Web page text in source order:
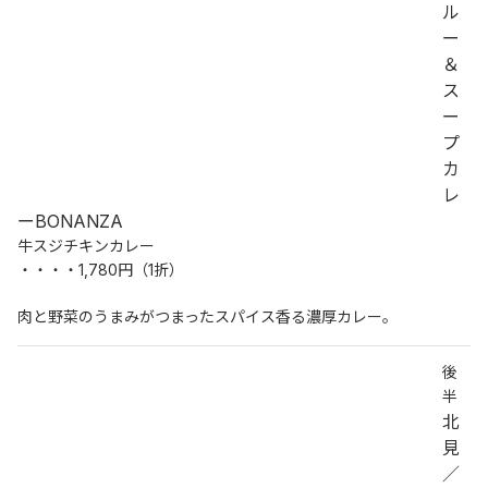
ル
ー
＆
ス
ー
プ
カ
レ
ーBONANZA
牛スジチキンカレー
・・・・1,780円（1折）
肉と野菜のうまみがつまったスパイス香る濃厚カレー。
後
半
北
見
／